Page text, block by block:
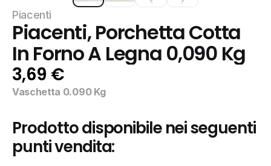
Piacenti
Piacenti, Porchetta Cotta
In Forno A Legna 0,090 Kg
3,69 €
Vaschetta 0.090 Kg
Prodotto disponibile nei seguenti
punti vendita: